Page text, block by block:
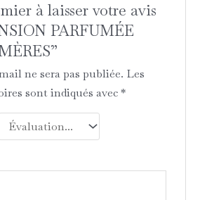
à laisser votre avis
PARFUMÉE
ne sera pas publiée. Les
sont indiqués avec*